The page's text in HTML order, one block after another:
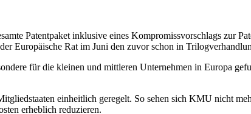
Patentpaket inklusive eines Kompromissvorschlags zur
Europäische Rat im Juni den zuvor schon in
für die kleinen und mittleren Unternehmen in Europa
einheitlich geregelt. So sehen sich KMU nicht
erheblich reduzieren.